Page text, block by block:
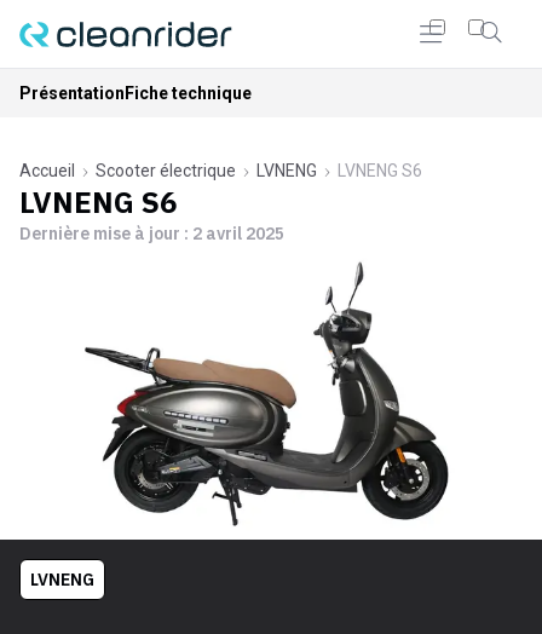
Présentation Fiche technique
Accueil Scooter électrique LVNENG LVNENG S6
LVNENG S6
Dernière mise à jour : 2 avril 2025
LVNENG